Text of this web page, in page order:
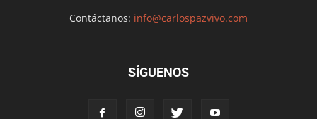
Contáctanos: info@carlospazvivo.com
SÍGUENOS